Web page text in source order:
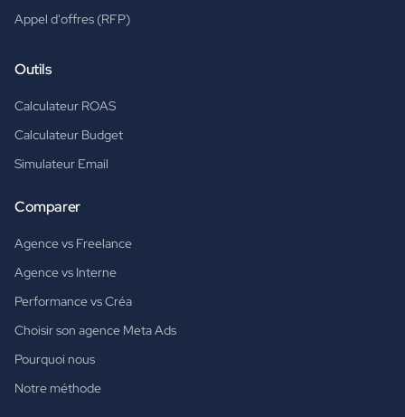
Appel d'offres (RFP)
Outils
Calculateur ROAS
Calculateur Budget
Simulateur Email
Comparer
Agence vs Freelance
Agence vs Interne
Performance vs Créa
Choisir son agence Meta Ads
Pourquoi nous
Notre méthode